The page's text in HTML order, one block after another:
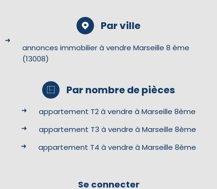
Par ville
annonces immobilier à vendre Marseille 8 ème
(13008)
Par nombre de pièces
appartement T2 à vendre à Marseille 8ème
appartement T3 à vendre à Marseille 8ème
appartement T4 à vendre à Marseille 8ème
Se connecter